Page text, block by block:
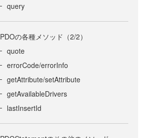
query
PDOの各種メソッド（2/2）
quote
errorCode/errorInfo
getAttribute/setAttribute
getAvailableDrivers
lastInsertId